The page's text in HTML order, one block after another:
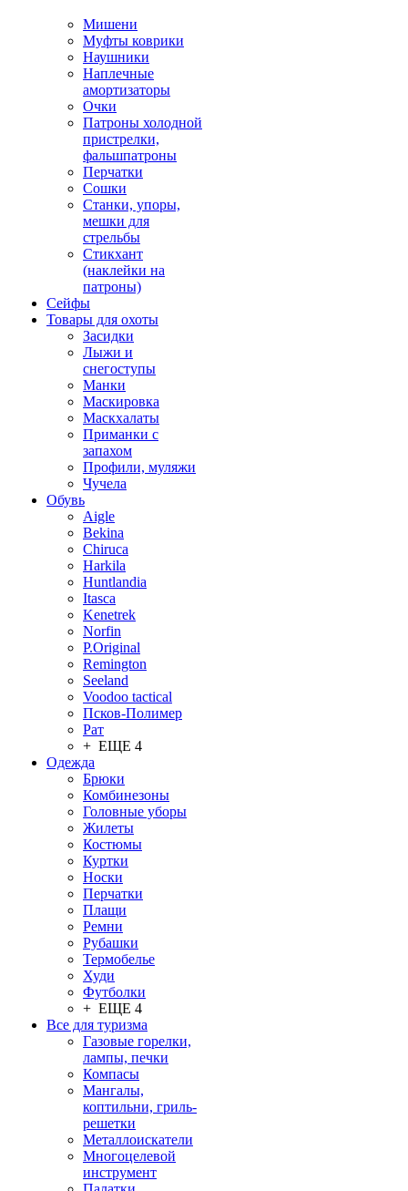
Мишени
Муфты коврики
Наушники
Наплечные
амортизаторы
Очки
Патроны холодной
пристрелки,
фальшпатроны
Перчатки
Сошки
Станки, упоры,
мешки для
стрельбы
Стикхант
(наклейки на
патроны)
Сейфы
Товары для охоты
Засидки
Лыжи и
снегоступы
Манки
Маскировка
Маскхалаты
Приманки с
запахом
Профили, муляжи
Чучела
Обувь
Aigle
Bekina
Chiruсa
Harkila
Huntlandia
Itasca
Kenetrek
Norfin
P.Original
Remington
Seeland
Voodoo tactical
Псков-Полимер
Рат
+ ЕЩЕ 4
Одежда
Брюки
Комбинезоны
Головные уборы
Жилеты
Костюмы
Куртки
Носки
Перчатки
Плащи
Ремни
Рубашки
Термобелье
Худи
Футболки
+ ЕЩЕ 4
Все для туризма
Газовые горелки,
лампы, печки
Компасы
Мангалы,
коптильни, гриль-
решетки
Металлоискатели
Многоцелевой
инструмент